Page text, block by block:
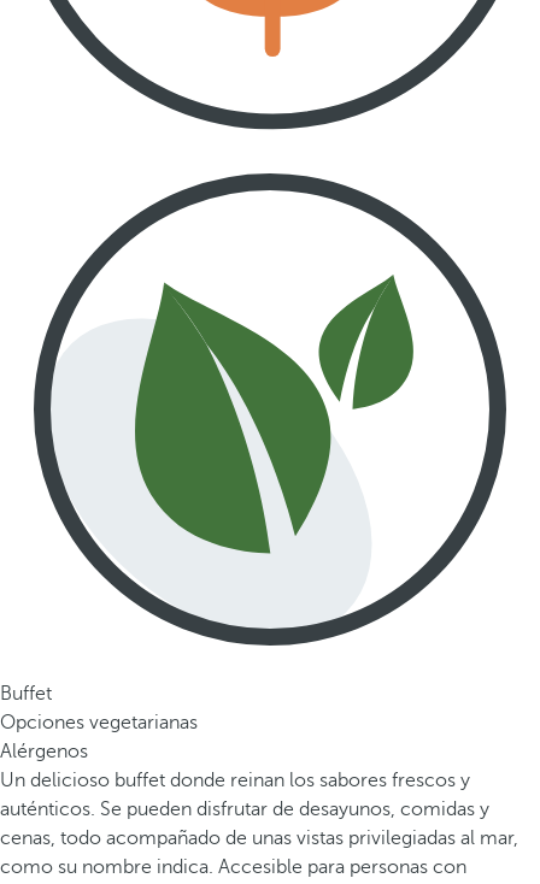
Buffet
Opciones vegetarianas
Alérgenos
Un delicioso buffet donde reinan los sabores frescos y
auténticos. Se pueden disfrutar de desayunos, comidas y
cenas, todo acompañado de unas vistas privilegiadas al mar,
como su nombre indica. Accesible para personas con